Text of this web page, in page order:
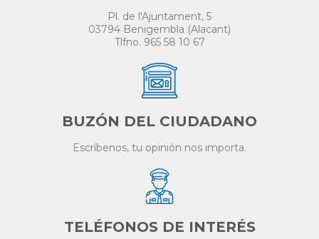
Pl. de l'Ajuntament, 5
03794 Benigembla (Alacant)
Tlfno. 965 58 10 67
BUZÓN DEL CIUDADANO
Escríbenos, tu opinión nos importa.
TELÉFONOS DE INTERÉS